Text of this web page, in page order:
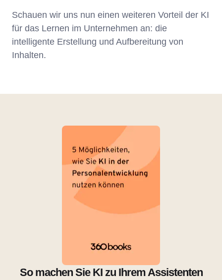
Schauen wir uns nun einen weiteren Vorteil der KI
für das Lernen im Unternehmen an: die
intelligente Erstellung und Aufbereitung von
Inhalten.
So machen Sie KI zu Ihrem Assistenten